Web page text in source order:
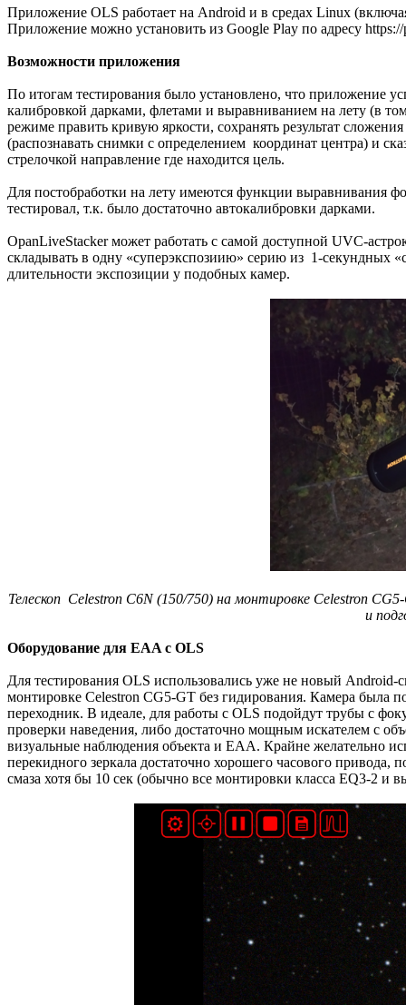
Приложение OLS работает на Android и в средах Linux
Приложение можно установить из Google Play по адресу
Возможности приложения
По итогам тестирования было установлено, что приложение
калибровкой дарками, флетами и выравниванием на лету (в
режиме править кривую яркости, сохранять результат
(распознавать снимки с определением координат центра) и
стрелочкой направление где находится цель.
Для постобработки на лету имеются функции выравнивания
тестировал, т.к. было достаточно автокалибровки дарками.
OpanLiveStacker может работать с самой доступной UVC-
складывать в одну «суперэкспозиию» серию из 1-секундных
длительности экспозиции у подобных камер.
Телескоп Celestron C6N (150/750) на монтировке Celestron
и
Оборудование для EAA c OLS
Для тестирования OLS использовались уже не новый
монтировке Celestron CG5-GT без гидирования. Камера была
переходник. В идеале, для работы с OLS подойдут трубы с
проверки наведения, либо достаточно мощным искателем с
визуальные наблюдения объекта и EAA. Крайне желательно
перекидного зеркала достаточно хорошего часового
смаза хотя бы 10 сек (обычно все монтировки класса EQ3-2 и